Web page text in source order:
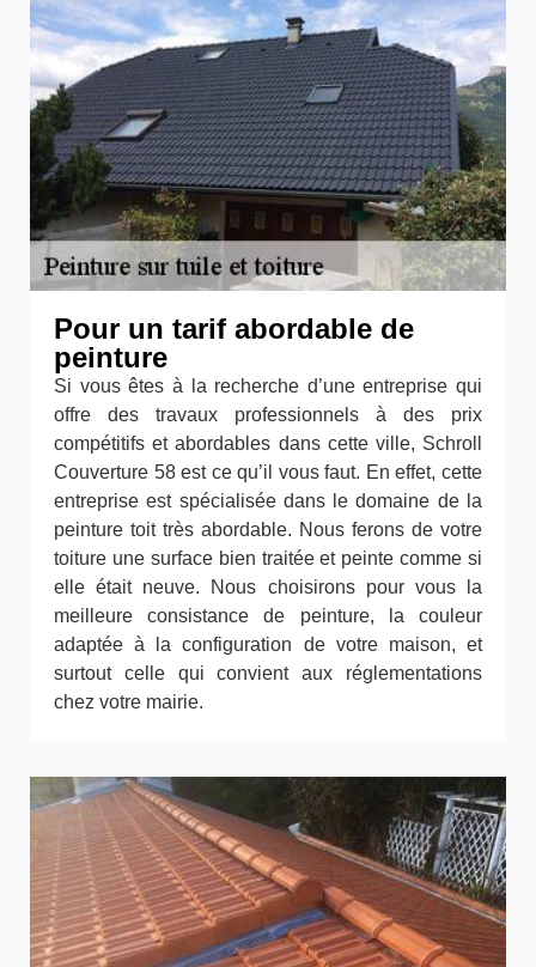
Pour un tarif abordable de
peinture
Si vous êtes à la recherche d’une entreprise qui
offre des travaux professionnels à des prix
compétitifs et abordables dans cette ville, Schroll
Couverture 58 est ce qu’il vous faut. En effet, cette
entreprise est spécialisée dans le domaine de la
peinture toit très abordable. Nous ferons de votre
toiture une surface bien traitée et peinte comme si
elle était neuve. Nous choisirons pour vous la
meilleure consistance de peinture, la couleur
adaptée à la configuration de votre maison, et
surtout celle qui convient aux réglementations
chez votre mairie.